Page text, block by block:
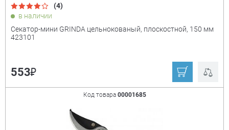
(4)
в наличии
Секатор-мини GRINDA цельнокованый, плоскостной, 150 мм
423101
553₽
Код товара 00001685